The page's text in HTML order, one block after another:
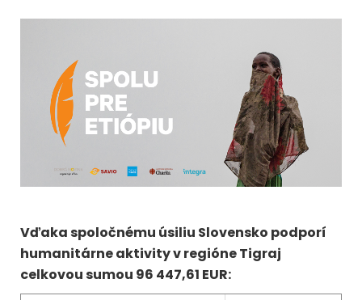
Vďaka spoločnému úsiliu Slovensko podporí
humanitárne aktivity v regióne Tigraj
celkovou sumou 96 447,61 EUR: